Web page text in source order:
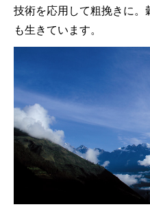
技術を応用して粗挽きに。
も生きています。